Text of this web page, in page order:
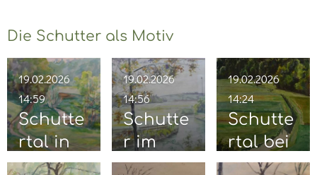
s
Die Schutter als Motiv
Schutte
rtal in
Richtun
19.02.2026
14:59
Schutte
r im
Blick
19.02.2026
14:56
Schutte
rtal bei
der
19.02.2026
14:24